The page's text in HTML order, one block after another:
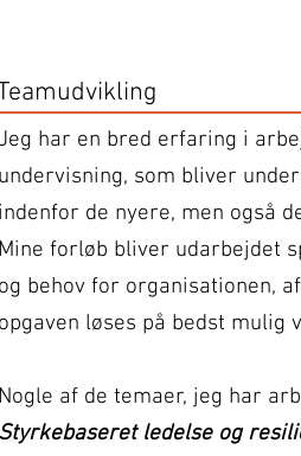
har en bred erfaring i
som bliver
de nyere, men også
forløb bliver udarbejdet
behov for organisationen,
løses på bedst mulig
af de temaer, jeg har
ledelse og